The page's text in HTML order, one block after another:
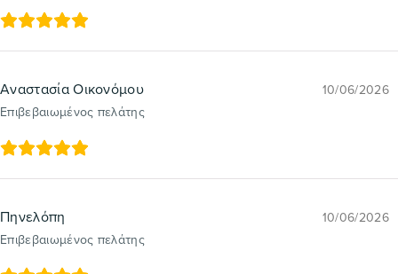
Αναστασία Οικονόμου
Επιβεβαιωμένος πελάτης
10/06/2026
Πηνελόπη
Επιβεβαιωμένος πελάτης
10/06/2026